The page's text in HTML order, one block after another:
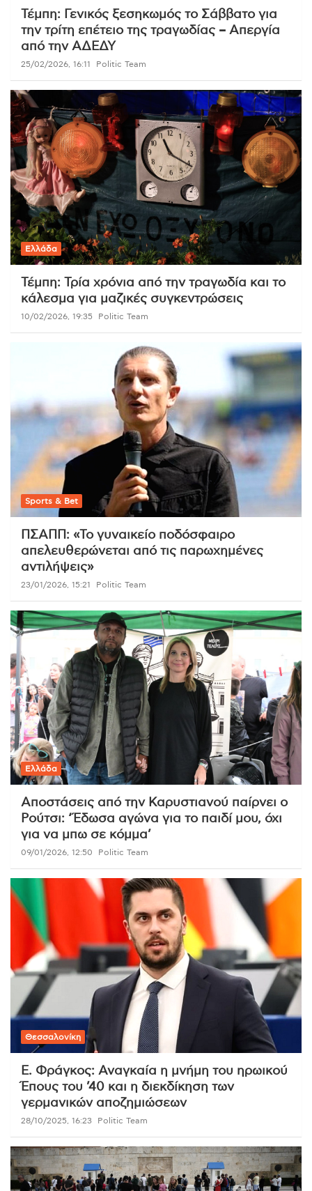
Τέμπη: Γενικός ξεσηκωμός το Σάββατο για
την τρίτη επέτειο της τραγωδίας – Απεργία
από την ΑΔΕΔΥ
25/02/2026, 16:11 Politic Team
Ελλάδα
Τέμπη: Τρία χρόνια από την τραγωδία και το
κάλεσμα για μαζικές συγκεντρώσεις
10/02/2026, 19:35 Politic Team
Sports & Bet
ΠΣΑΠΠ: «Το γυναικείο ποδόσφαιρο
απελευθερώνεται από τις παρωχημένες
αντιλήψεις»
23/01/2026, 15:21 Politic Team
Ελλάδα
Αποστάσεις από την Καρυστιανού παίρνει ο
Ρούτσι: ‘Έδωσα αγώνα για το παιδί μου, όχι
για να μπω σε κόμμα’
09/01/2026, 12:50 Politic Team
Θεσσαλονίκη
Ε. Φράγκος: Αναγκαία η μνήμη του ηρωικού
Έπους του ’40 και η διεκδίκηση των
γερμανικών αποζημιώσεων
28/10/2025, 16:23 Politic Team